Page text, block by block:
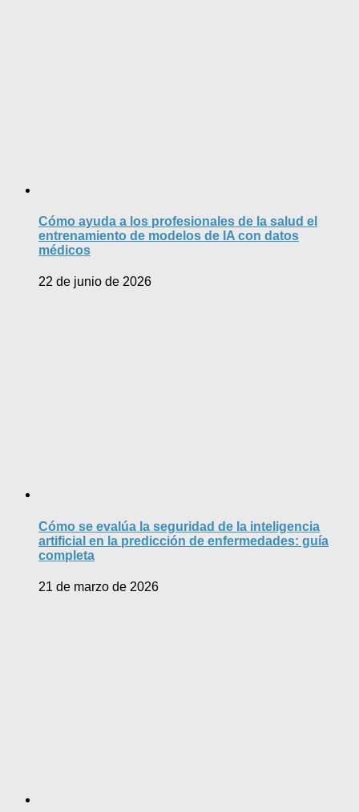
Cómo ayuda a los profesionales de la salud el
entrenamiento de modelos de IA con datos
médicos
22 de junio de 2026
Cómo se evalúa la seguridad de la inteligencia
artificial en la predicción de enfermedades: guía
completa
21 de marzo de 2026